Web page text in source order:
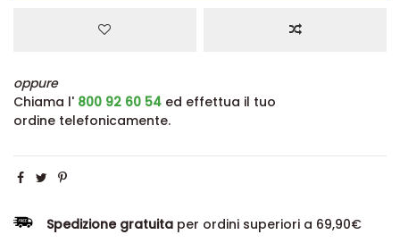
oppure
Chiama l' 800 92 60 54 ed effettua il tuo
ordine telefonicamente.
Spedizione gratuita per ordini superiori a 69,90€